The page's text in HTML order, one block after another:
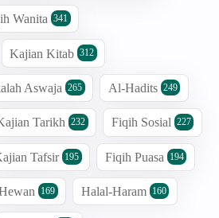
Wanita 341
Kajian Kitab 312
Aswaja 265 Al-Hadits 249
Tarikh 232 Fiqih Sosial 227
Tafsir 195 Fiqih Puasa 194
169 Halal-Haram 160